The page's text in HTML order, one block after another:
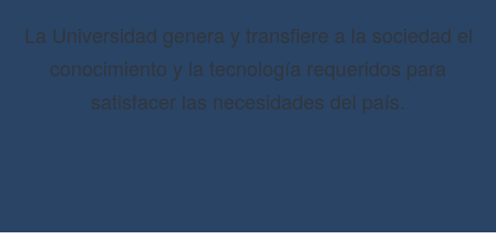
La Universidad genera y transfiere a la sociedad el
conocimiento y la tecnología requeridos para
satisfacer las necesidades del país.